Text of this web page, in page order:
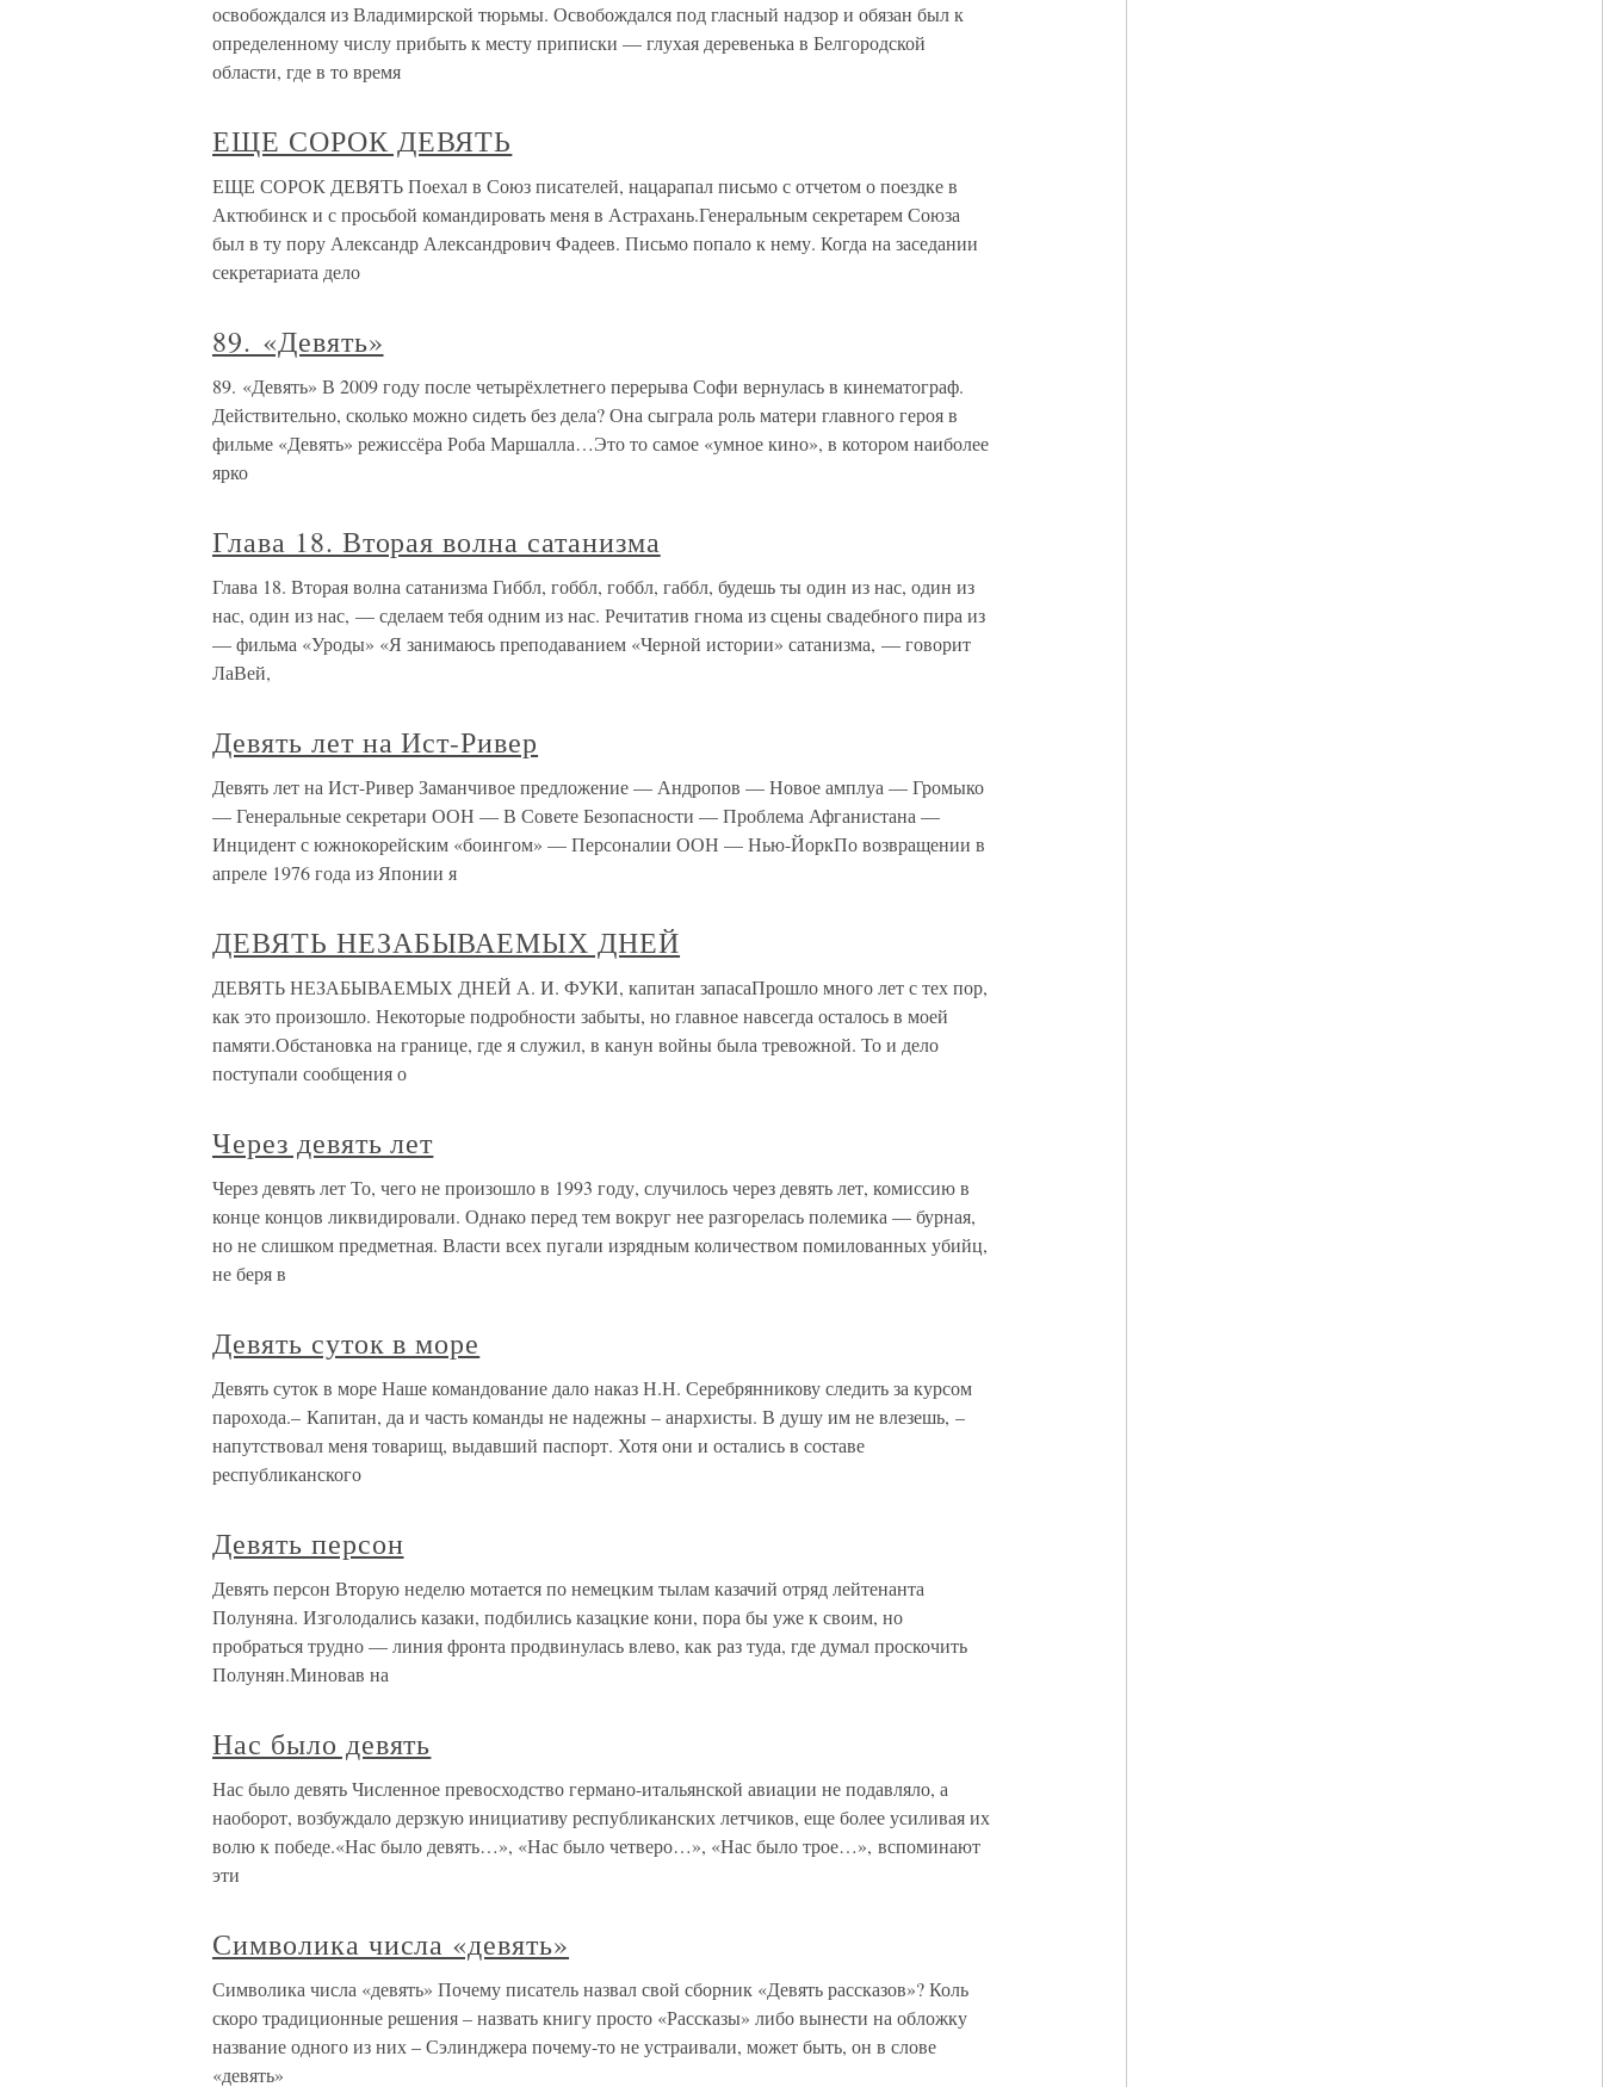
освобождался из Владимирской тюрьмы. Освобождался под гласный надзор и обязан был к
определенному числу прибыть к месту приписки — глухая деревенька в Белгородской
области, где в то время
ЕЩЕ СОРОК ДЕВЯТЬ
ЕЩЕ СОРОК ДЕВЯТЬ Поехал в Союз писателей, нацарапал письмо с отчетом о поездке в
Актюбинск и с просьбой командировать меня в Астрахань.Генеральным секретарем Союза
был в ту пору Александр Александрович Фадеев. Письмо попало к нему. Когда на заседании
секретариата дело
89. «Девять»
89. «Девять» В 2009 году после четырёхлетнего перерыва Софи вернулась в кинематограф.
Действительно, сколько можно сидеть без дела? Она сыграла роль матери главного героя в
фильме «Девять» режиссёра Роба Маршалла…Это то самое «умное кино», в котором наиболее
ярко
Глава 18. Вторая волна сатанизма
Глава 18. Вторая волна сатанизма Гиббл, гоббл, гоббл, габбл, будешь ты один из нас, один из
нас, один из нас, — сделаем тебя одним из нас. Речитатив гнома из сцены свадебного пира из
— фильма «Уроды» «Я занимаюсь преподаванием «Черной истории» сатанизма, — говорит
ЛаВей,
Девять лет на Ист-Ривер
Девять лет на Ист-Ривер Заманчивое предложение — Андропов — Новое амплуа — Громыко
— Генеральные секретари ООН — В Совете Безопасности — Проблема Афганистана —
Инцидент с южнокорейским «боингом» — Персоналии ООН — Нью-ЙоркПо возвращении в
апреле 1976 года из Японии я
ДЕВЯТЬ НЕЗАБЫВАЕМЫХ ДНЕЙ
ДЕВЯТЬ НЕЗАБЫВАЕМЫХ ДНЕЙ А. И. ФУКИ, капитан запасаПрошло много лет с тех пор,
как это произошло. Некоторые подроб­ности забыты, но главное навсегда осталось в моей
памяти.Обстановка на границе, где я служил, в канун войны была тревож­ной. То и дело
поступали сообщения о
Через девять лет
Через девять лет То, чего не произошло в 1993 году, случилось через девять лет, комиссию в
конце концов ликвидировали. Однако перед тем вокруг нее разгорелась полемика — бурная,
но не слишком предметная. Власти всех пугали изрядным количеством помилованных убийц,
не беря в
Девять суток в море
Девять суток в море Наше командование дало наказ Н.Н. Серебрянникову следить за курсом
парохода.– Капитан, да и часть команды не надежны – анархисты. В душу им не влезешь, –
напутствовал меня товарищ, выдавший паспорт. Хотя они и остались в составе
республиканского
Девять персон
Девять персон Вторую неделю мотается по немецким тылам казачий отряд лейтенанта
Полуняна. Изголодались казаки, подбились казацкие кони, пора бы уже к своим, но
пробраться трудно — линия фронта продвинулась влево, как раз туда, где думал проскочить
Полунян.Миновав на
Нас было девять
Нас было девять Численное превосходство германо-итальянской авиации не подавляло, а
наоборот, возбуждало дерзкую инициативу республиканских летчиков, еще более усиливая их
волю к победе.«Нас было девять…», «Нас было четверо…», «Нас было трое…», вспоминают
эти
Символика числа «девять»
Символика числа «девять» Почему писатель назвал свой сборник «Девять рассказов»? Коль
скоро традиционные решения – назвать книгу просто «Рассказы» либо вынести на обложку
название одного из них – Сэлинджера почему-то не устраивали, может быть, он в слове
«девять»